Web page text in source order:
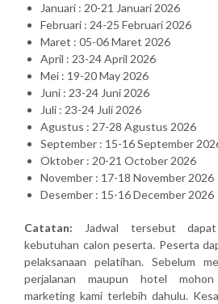
Januari : 20-21 Januari 2026
Februari : 24-25 Februari 2026
Maret : 05-06 Maret 2026
April : 23-24 April 2026
Mei : 19-20 May 2026
Juni : 23-24 Juni 2026
Juli : 23-24 Juli 2026
Agustus : 27-28 Agustus 2026
September : 15-16 September
Oktober : 20-21 October 2026
November : 17-18 November 2026
Desember : 15-16 December 2026
Catatan: Jadwal tersebut dapat
kebutuhan calon peserta. Peserta
pelaksanaan pelatihan. Sebelum
perjalanan maupun hotel
marketing kami terlebih dahulu.